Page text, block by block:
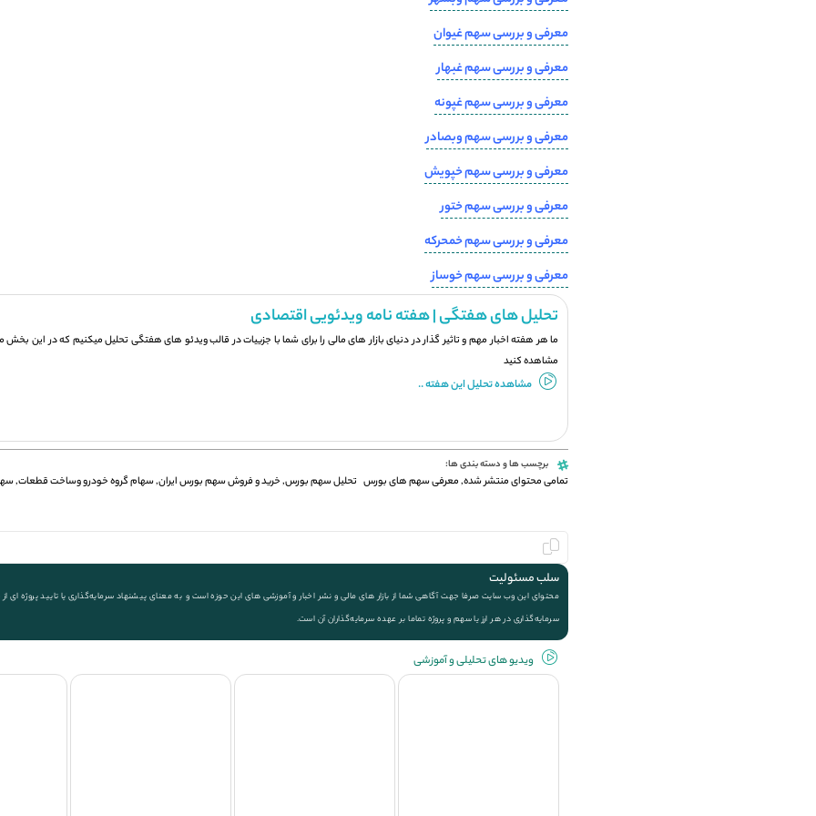
معرفی و بررسی سهم غیوان
معرفی و بررسی سهم غبهار
معرفی و بررسی سهم غپونه
معرفی و بررسی سهم وبصادر
معرفی و بررسی سهم خپویش
معرفی و بررسی سهم ختور
معرفی و بررسی سهم خمحرکه
معرفی و بررسی سهم خوساز
تحلیل های هفتگی | هفته نامه ویدئویی اقتصادی
ما هر هفته اخبار مهم و تاثیر گذار در دنیای بازار های مالی را برای شما با جزيیات در قالب ویدئو های هفتگی تحلیل میکنیم که در این بخش
مشاهده کنید
مشاهده تحلیل این هفته ..
برچسب ها و دسته بندی ها:
تمامی محتوای منتشر شده,معرفی سهم های بورس تحلیل سهم بورس,خرید و فروش سهم بورس ایران,سهام گروه خودرو وساخت قطعات,
سلب مسئولیت
محتوای این وب سایت صرفا جهت آگاهی شما از بازار های مالی و نشر اخبار و آموزشی های این حوزه است و به معنای پیشنهاد سرمایه‌گذاری یا تایید پروژه
سرمایه‌گذاری در هر ارز یا سهم و پروژه تماما بر عهده سرمایه‌گذاران آن است.
ویديو های تحلیلی و آموزشی